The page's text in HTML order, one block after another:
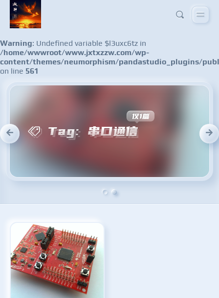
Warning: Undefined variable $l3uxc6tz in
/home/wwwroot/www.jxtxzzw.com/wp-
content/themes/neumorphism/pandastudio_plugins/
on line 561